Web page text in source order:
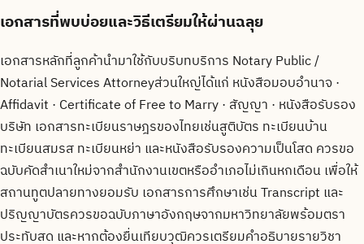
เอกสารที่พบบ่อยและวิธีเตรียมให้ผ่านฉลุย
เอกสารหลักที่ลูกค้านำมาใช้กับบริบทบริการ Notary Public /
Notarial Services Attorneyส่วนใหญ่ได้แก่ หนังสือมอบอำนาจ ·
Affidavit · Certificate of Free to Marry · สัญญา · หนังสือรับรอง
บริษัท เอกสารทะเบียนราษฎรของไทยเช่นสูติบัตร ทะเบียนบ้าน
ทะเบียนสมรส ทะเบียนหย่า และหนังสือรับรองความเป็นโสด ควรขอ
ฉบับคัดสำเนาใหม่จากสำนักงานเขตหรืออำเภอไม่เกินหกเดือน เพื่อให้
สถานทูตปลายทางยอมรับ เอกสารการศึกษาเช่น Transcript และ
ปริญญาบัตรควรขอฉบับภาษาอังกฤษจากมหาวิทยาลัยพร้อมตรา
ประทับสด และหากต้องยื่นเทียบวุฒิควรเตรียมคำอธิบายรายวิชา